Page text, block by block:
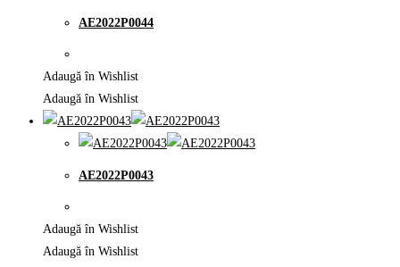
AE2022P0044
Adaugă în Wishlist
Adaugă în Wishlist
AE2022P0043
Adaugă în Wishlist
Adaugă în Wishlist